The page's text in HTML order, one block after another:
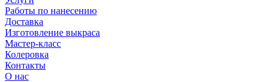
Работы по нанесению
Доставка
Изготовление выкраса
Мастер-класс
Колеровка
Контакты
О нас